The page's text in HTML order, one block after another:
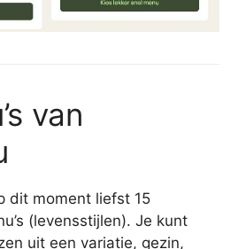
van
dit moment liefst 15
(levensstijlen). Je kunt
uit een variatie, gezin,